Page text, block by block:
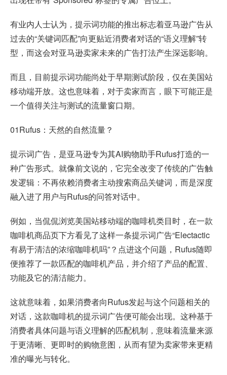
有业内人士认为，提示词功能的推出标志着亚马逊广告从
过去的“关键词匹配”向更贴近消费者对话的“语义理解”转
型，而这会对亚马逊卖家未来的广告打法产生深远影响。
而且，目前提示词功能尚处于早期测试阶段，仅在美国站
移动端开放。这也意味着，对于卖家而言，眼下可能正是
一个值得关注与测试的流量窗口期。
01Rufus：天然的自然流量？
提示词广告，是亚马逊专为其AI购物助手Rufus打造的一
种广告形式。就像前文说的，它完全改变了传统的广告触
发逻辑：不再依赖消费者主动搜索商品关键词，而是深度
融入进了用户与Rufus的问答对话中。
例如，当侃侃浏览美国站移动端的咖啡机类目时，在一款
咖啡机商品页下方看见了这样一条提示词广告“Electactic
有易于清洁的浓缩咖啡机吗”？点进这个问题，Rufus随即
便推荐了一款匹配的咖啡机产品，并介绍了产品的配置、
功能及它的清洁能力。
这就意味着，如果消费者向Rufus发起与这个问题相关的
对话，这款咖啡机的提示词广告便可能会出现。这种基于
消费者具体问题与语义理解的匹配机制，意味着流量来源
于更清晰、更即时的购物意图，从而有望为卖家带来更精
准的曝光与转化。